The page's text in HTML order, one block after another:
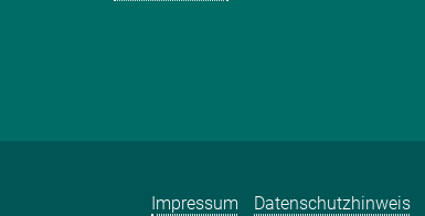
Impressum Datenschutzhinweis